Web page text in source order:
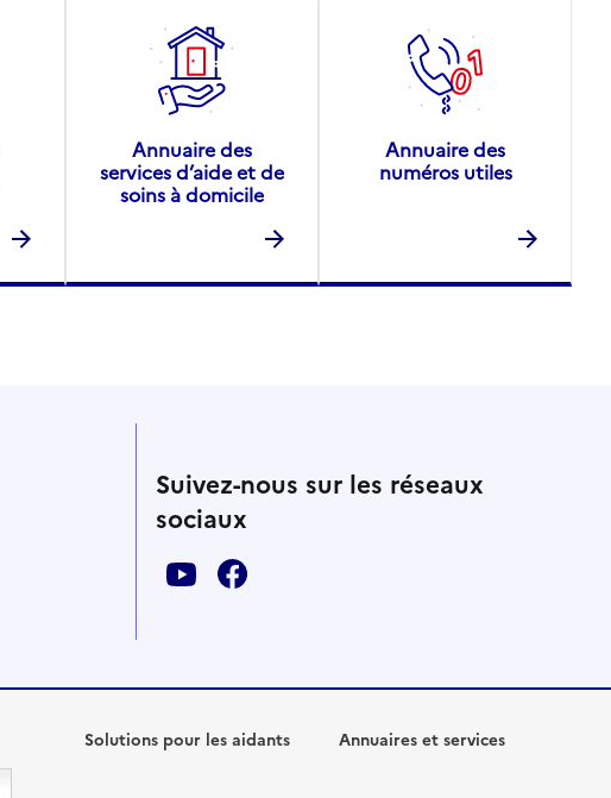
Annuaire des
services d’aide et de
soins à domicile
Annuaire des
numéros utiles
Suivez-nous sur les réseaux
sociaux
Solutions pour les aidants Annuaires et services